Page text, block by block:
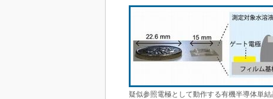
疑似参照電極として動作する有機半導体単